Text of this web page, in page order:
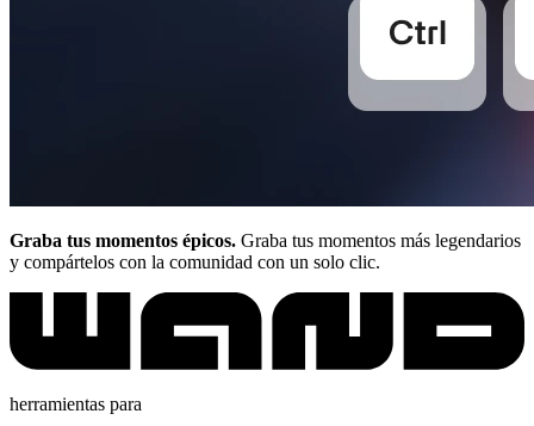
Graba tus momentos épicos. Graba tus momentos más legendarios
y compártelos con la comunidad con un solo clic.
herramientas para